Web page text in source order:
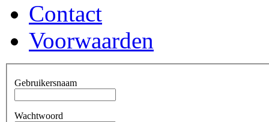
Contact
Voorwaarden
Gebruikersnaam
Wachtwoord